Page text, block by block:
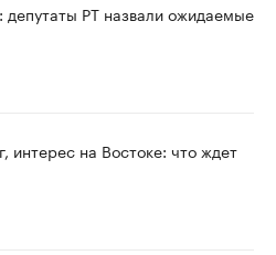
депутаты РТ назвали ожидаемые
интерес на Востоке: что ждет